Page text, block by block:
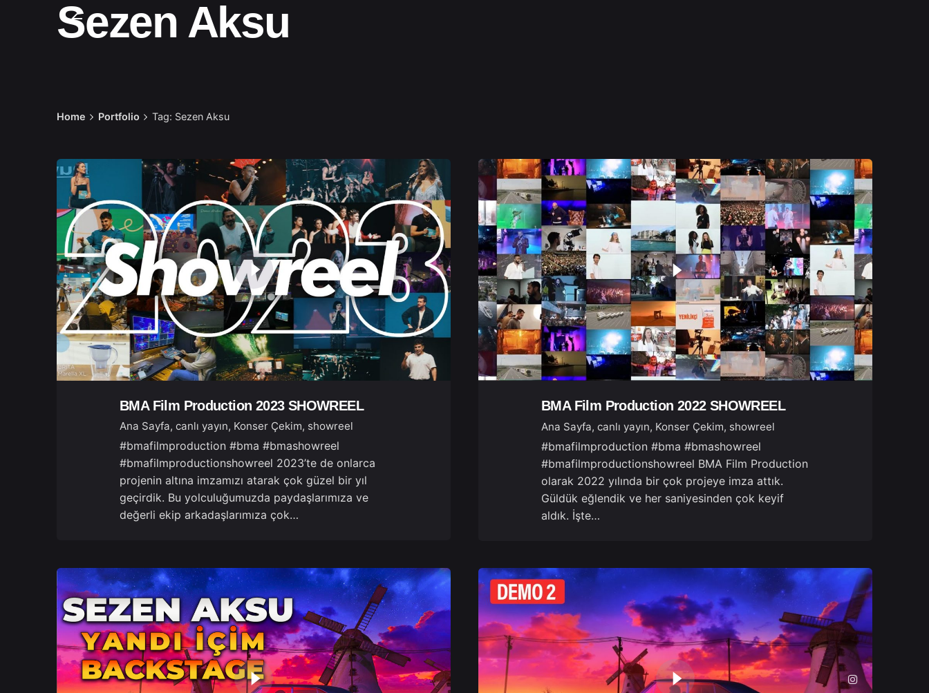
Sezen Aksu
Home Portfolio Tag: Sezen Aksu
BMA Film Production 2023 SHOWREEL
Ana Sayfa canlı yayın Konser Çekim showreel
#bmafilmproduction #bma #bmashowreel
#bmafilmproductionshowreel 2023’te de onlarca
projenin altına imzamızı atarak çok güzel bir yıl
geçirdik. Bu yolculuğumuzda paydaşlarımıza ve
değerli ekip arkadaşlarımıza çok…
BMA Film Production 2022 SHOWREEL
Ana Sayfa canlı yayın Konser Çekim showreel
#bmafilmproduction #bma #bmashowreel
#bmafilmproductionshowreel BMA Film Production
olarak 2022 yılında bir çok projeye imza attık.
Güldük eğlendik ve her saniyesinden çok keyif
aldık. İşte…